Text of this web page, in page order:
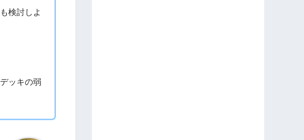
検討しよ
ッキの弱